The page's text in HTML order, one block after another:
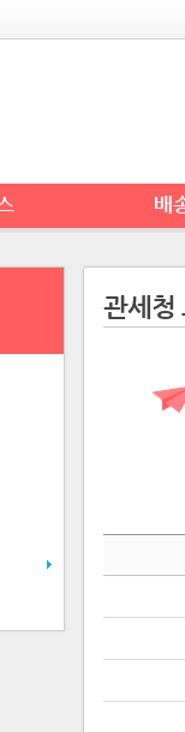
배
관세청